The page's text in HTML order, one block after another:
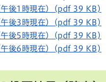
午後1時現在）(pdf 39 KB)
午後3時現在）(pdf 39 KB)
午後5時現在）(pdf 39 KB)
午後6時現在）(pdf 39 KB)